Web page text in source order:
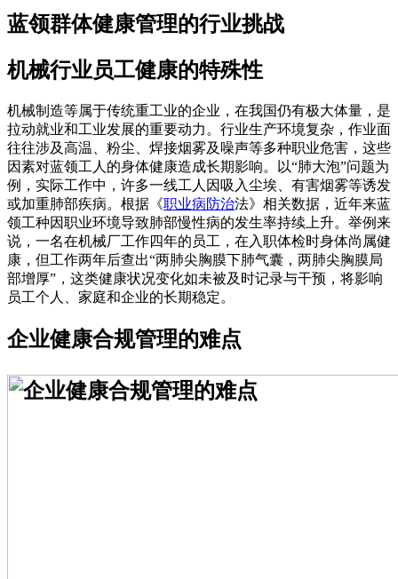
蓝领群体健康管理的行业挑战
机械行业员工健康的特殊性
机械制造等属于传统重工业的企业，在我国仍有极大体量，是
拉动就业和工业发展的重要动力。行业生产环境复杂，作业面
往往涉及高温、粉尘、焊接烟雾及噪声等多种职业危害，这些
因素对蓝领工人的身体健康造成长期影响。以“肺大泡”问题为
例，实际工作中，许多一线工人因吸入尘埃、有害烟雾等诱发
或加重肺部疾病。根据《职业病防治法》相关数据，近年来蓝
领工种因职业环境导致肺部慢性病的发生率持续上升。举例来
说，一名在机械厂工作四年的员工，在入职体检时身体尚属健
康，但工作两年后查出“两肺尖胸膜下肺气囊，两肺尖胸膜局
部增厚”，这类健康状况变化如未被及时记录与干预，将影响
员工个人、家庭和企业的长期稳定。
企业健康合规管理的难点